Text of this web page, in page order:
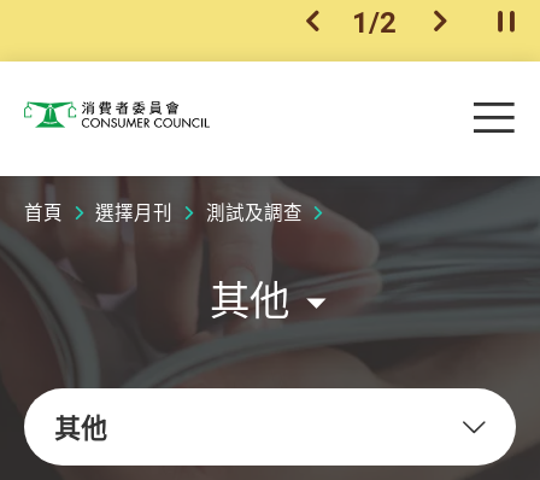
上一個
1/2 下一個開
消費者委員會 目
首頁 選擇月刊 測試及調查
其他
其他